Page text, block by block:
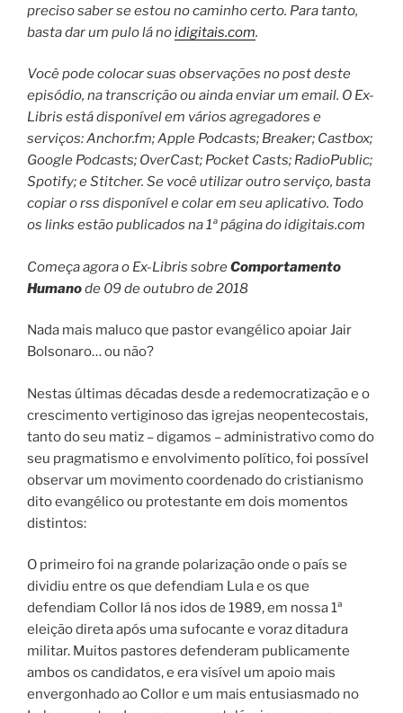
preciso saber se estou no caminho certo. Para tanto,
basta dar um pulo lá noidigitais.com.
Você pode colocar suas observações no post deste
episódio, na transcrição ou ainda enviar um email. O Ex-
Libris está disponível em vários agregadores e
serviços: Anchor.fm; Apple Podcasts; Breaker; Castbox;
Google Podcasts; OverCast; Pocket Casts; RadioPublic;
Spotify; e Stitcher. Se você utilizar outro serviço, basta
copiar o rss disponível e colar em seu aplicativo. Todo
os links estão publicados na 1ª página do idigitais.com
Começa agora o Ex-Libris sobreComportamento
Humanode 09 de outubro de 2018
Nada mais maluco que pastor evangélico apoiar Jair
Bolsonaro… ou não?
Nestas últimas décadas desde a redemocratização e o
crescimento vertiginoso das igrejas neopentecostais,
tanto do seu matiz – digamos – administrativo como do
seu pragmatismo e envolvimento político, foi possível
observar um movimento coordenado do cristianismo
dito evangélico ou protestante em dois momentos
distintos:
O primeiro foi na grande polarização onde o país se
dividiu entre os que defendiam Lula e os que
defendiam Collor lá nos idos de 1989, em nossa 1ª
eleição direta após uma sufocante e voraz ditadura
militar. Muitos pastores defenderam publicamente
ambos os candidatos, e era visível um apoio mais
envergonhado ao Collor e um mais entusiasmado no